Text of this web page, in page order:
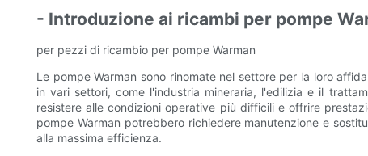
- Introduzione ai ricambi per pompe
per pezzi di ricambio per pompe Warman
Le pompe Warman sono rinomate nel settore per la loro
in ​​vari settori, come l'industria mineraria, l'edilizia e il
resistere alle condizioni operative più difficili e offrire
pompe Warman potrebbero richiedere manutenzione e
alla massima efficienza.